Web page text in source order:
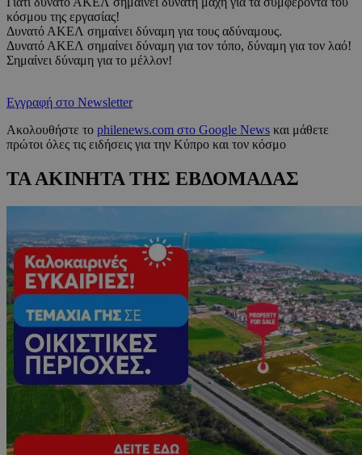
κόσμου της εργασίας!
Δυνατό ΑΚΕΛ σημαίνει δύναμη για τους αδύναμους.
Δυνατό ΑΚΕΛ σημαίνει δύναμη για τον τόπο, δύναμη για τον λαό!
Σημαίνει δύναμη για το μέλλον!
Εγγραφή στο Newsletter
Ακολουθήστε το philenews.com στο Google News και μάθετε
πρώτοι όλες τις ειδήσεις για την Κύπρο και τον κόσμο
ΤΑ ΑΚΙΝΗΤΑ ΤΗΣ ΕΒΔΟΜΑΔΑΣ